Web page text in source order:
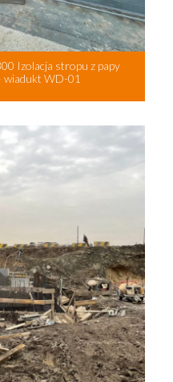
Izolacja stropu z papy
wiadukt WD-01